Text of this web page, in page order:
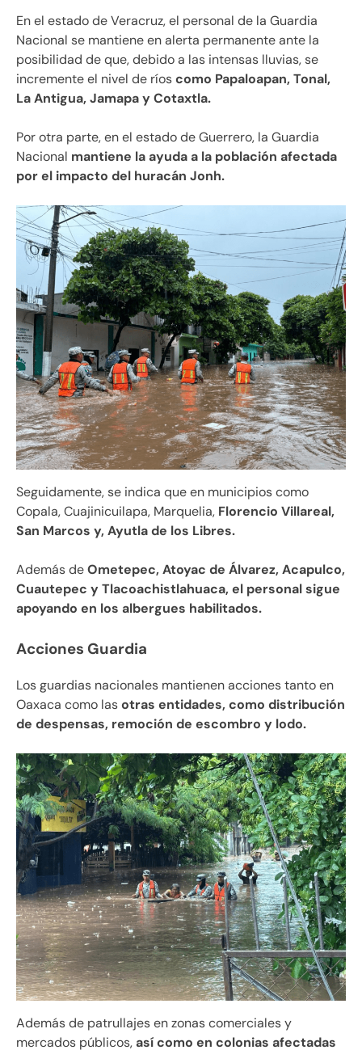
En el estado de Veracruz, el personal de la Guardia
Nacional se mantiene en alerta permanente ante la
posibilidad de que, debido a las intensas lluvias, se
incremente el nivel de ríoscomo Papaloapan, Tonal,
La Antigua, Jamapa y Cotaxtla.
Por otra parte, en el estado de Guerrero, la Guardia
Nacional mantiene la ayuda a la población afectada
por el impacto del huracán Jonh.
Seguidamente, se indica que en municipios como
Copala, Cuajinicuilapa, Marquelia, Florencio Villareal,
San Marcos y, Ayutla de los Libres.
Además deOmetepec, Atoyac de Álvarez, Acapulco,
Cuautepec y Tlacoachistlahuaca, el personal sigue
apoyando en los albergues habilitados.
Acciones Guardia
Los guardias nacionales mantienen acciones tanto en
Oaxaca como lasotras entidades, como distribución
de despensas, remoción de escombro y lodo.
Además de patrullajes en zonas comerciales y
mercados públicos,así como en colonias afectadas